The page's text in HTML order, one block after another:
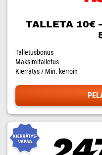
TALLETA 10€
Talletusbonus
Maksimitalletus
Kierrätys / Min. kerroin